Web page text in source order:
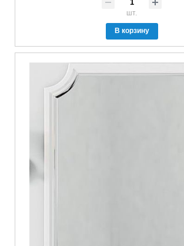
шт.
В корзину